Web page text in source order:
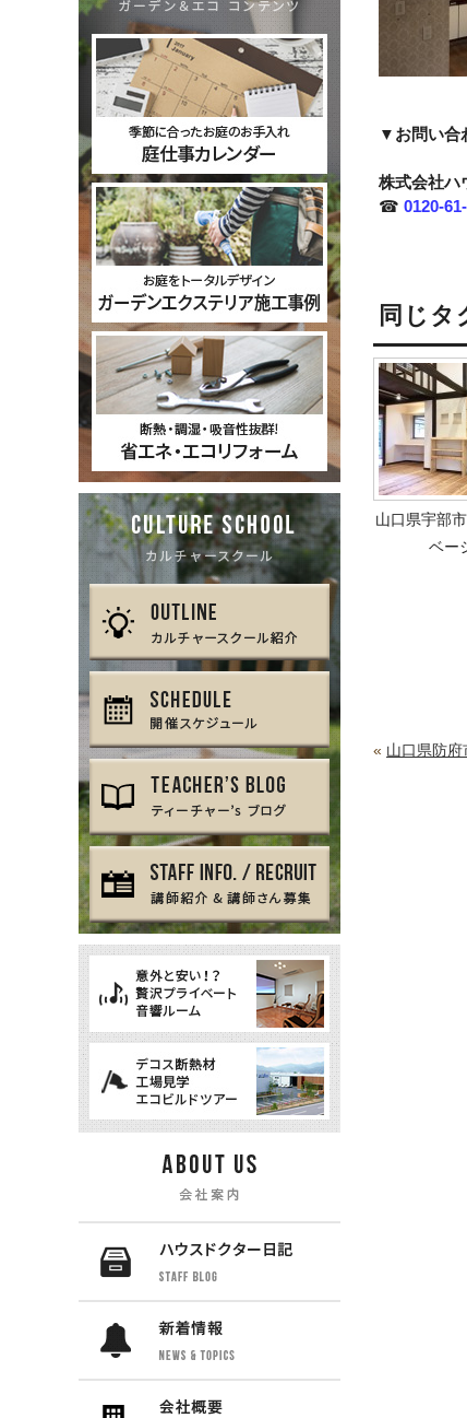
▼お問い合
株式会社ハ
☎ 0120-
同じタ
山口県宇部
ベー
« 山口県防